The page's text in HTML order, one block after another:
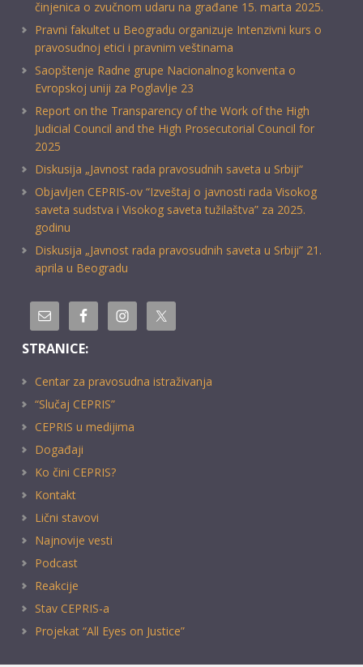
činjenica o zvučnom udaru na građane 15. marta 2025.
Pravni fakultet u Beogradu organizuje Intenzivni kurs o
pravosudnoj etici i pravnim veštinama
Saopštenje Radne grupe Nacionalnog konventa o
Evropskoj uniji za Poglavlje 23
Report on the Transparency of the Work of the High
Judicial Council and the High Prosecutorial Council for
2025
Diskusija „Javnost rada pravosudnih saveta u Srbiji“
Objavljen CEPRIS-ov “Izveštaj o javnosti rada Visokog
saveta sudstva i Visokog saveta tužilaštva” za 2025.
godinu
Diskusija „Javnost rada pravosudnih saveta u Srbiji” 21.
aprila u Beogradu
STRANICE:
Centar za pravosudna istraživanja
“Slučaj CEPRIS”
CEPRIS u medijima
Događaji
Ko čini CEPRIS?
Kontakt
Lični stavovi
Najnovije vesti
Podcast
Reakcije
Stav CEPRIS-a
Projekat “All Eyes on Justice”